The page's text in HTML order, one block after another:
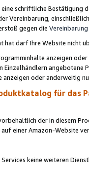
eine schriftliche
Vereinbarung,
gegen die Vereinbarung
hat darf Ihre Website nicht
anzeigen
Einzelhändlern
oder anderweitig
für das
der in diesem
einer Amazon-Website
keine weiteren